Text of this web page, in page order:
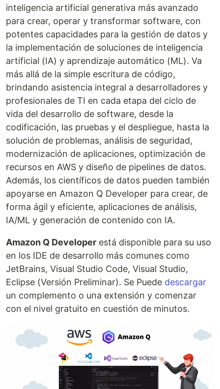
inteligencia artificial generativa más avanzado
para crear, operar y transformar software, con
potentes capacidades para la gestión de datos y
la implementación de soluciones de inteligencia
artificial (IA) y aprendizaje automático (ML). Va
más allá de la simple escritura de código,
brindando asistencia integral a desarrolladores y
profesionales de TI en cada etapa del ciclo de
vida del desarrollo de software, desde la
codificación, las pruebas y el despliegue, hasta la
solución de problemas, análisis de seguridad,
modernización de aplicaciones, optimización de
recursos en AWS y diseño de pipelines de datos.
Además, los científicos de datos pueden también
apoyarse en Amazon Q Developer para crear, de
forma ágil y eficiente, aplicaciones de análisis,
IA/ML y generación de contenido con IA.
Amazon Q Developer está disponible para su uso
en los IDE de desarrollo más comunes como
JetBrains, Visual Studio Code, Visual Studio,
Eclipse (Versión Preliminar). Se Puede descargar
un complemento o una extensión y comenzar
con el nivel gratuito en cuestión de minutos.